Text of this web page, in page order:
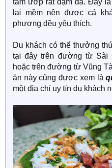
lại mềm nên được cả
phương đều yêu thích.
Du khách có thể thưởng
tại đây trên đường từ Sài
hoặc trên đường từ Vũng
ăn này cũng được xem là
một địa chỉ uy tín du khách